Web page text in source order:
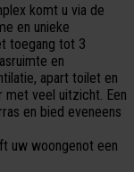
komt u via de
en unieke
toegang tot 3
en
apart toilet en
met veel uitzicht. Een
en bied eveneens
uw woongenot een